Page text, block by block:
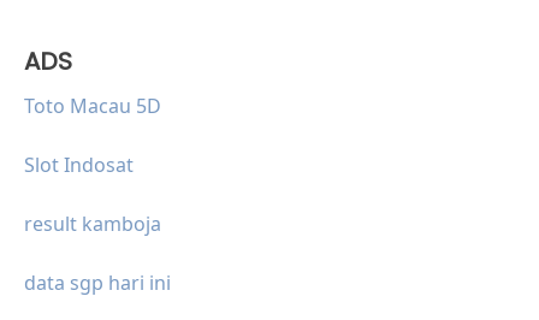
ADS
Toto Macau 5D
Slot Indosat
result kamboja
data sgp hari ini